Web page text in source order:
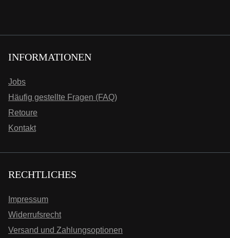
INFORMATIONEN
Jobs
Häufig gestellte Fragen (FAQ)
Retoure
Kontakt
RECHTLICHES
Impressum
Widerrufsrecht
Versand und Zahlungsoptionen